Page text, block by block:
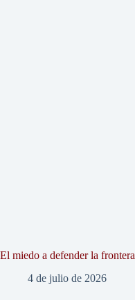
El miedo a defender la frontera
4 de julio de 2026